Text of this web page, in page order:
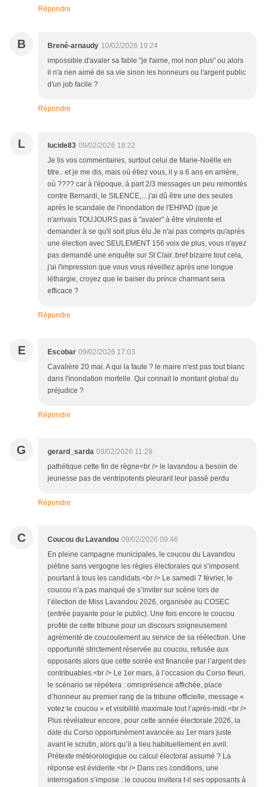
Répondre
B Brené-arnaudy 10/02/2026 19:24
impossible d'avaler sa fable "je t'aime, moi non plus" ou alors
il n'a rien aimé de sa vie sinon les honneurs ou l'argent public
d'un job facile ?
Répondre
L lucide83 09/02/2026 18:22
Je lis vos commentaires, surtout celui de Marie-Noëlle en
titre.. et je me dis, mais où étiez vous, il y a 6 ans en arrière,
où ???? car à l'époque, à part 2/3 messages un peu remontés
contre Bernardi, le SILENCE,... j'ai dû être une des seules
après le scandale de l'inondation de l'EHPAD (que je
n'arrivais TOUJOURS pas à "avaler" à être virulente et
demander à se qu'il soit plus élu.Je n'ai pas compris qu'après
une élection avec SEULEMENT 156 voix de plus, vous n'ayez
pas demandé une enquête sur St Clair..bref bizarre tout cela,
j'ai l'impression que vous vous réveillez après une longue
léthargie, croyez que le baiser du prince charmant sera
efficace ?
Répondre
E Escobar 09/02/2026 17:03
Cavalière 20 mai. A qui la faute ? le maire n'est pas tout blanc
dans l'inondation mortelle. Qui connait le montant global du
préjudice ?
Répondre
G gerard_sarda 09/02/2026 11:28
pathétique cette fin de règne<br /> le lavandou a besoin de
jeunesse pas de ventripotents pleurant leur passé perdu
Répondre
C Coucou du Lavandou 09/02/2026 09:46
En pleine campagne municipales, le coucou du Lavandou
piétine sans vergogne les règles électorales qui s’imposent
pourtant à tous les candidats.<br /> Le samedi 7 février, le
coucou n’a pas manqué de s’inviter sur scène lors de
l’élection de Miss Lavandou 2026, organisée au COSEC
(entrée payante pour le public). Une fois encore le coucou
profite de cette tribune pour un discours soigneusement
agrémenté de coucoulement au service de sa réélection. Une
opportunité strictement réservée au coucou, refusée aux
opposants alors que cette soirée est financée par l’argent des
contribuables.<br /> Le 1er mars, à l’occasion du Corso fleuri,
le scénario se répétera : omniprésence affichée, place
d’honneur au premier rang de la tribune officielle, message «
votez le coucou » et visibilité maximale tout l’après-midi.<br />
Plus révélateur encore, pour cette année électorale 2026, la
date du Corso opportunément avancée au 1er mars juste
avant le scrutin, alors qu’il a lieu habituellement en avril.
Prétexte météorologique ou calcul électoral assumé ? La
réponse est évidente.<br /> Dans ces conditions, une
interrogation s’impose : le coucou invitera t-il ses opposants à